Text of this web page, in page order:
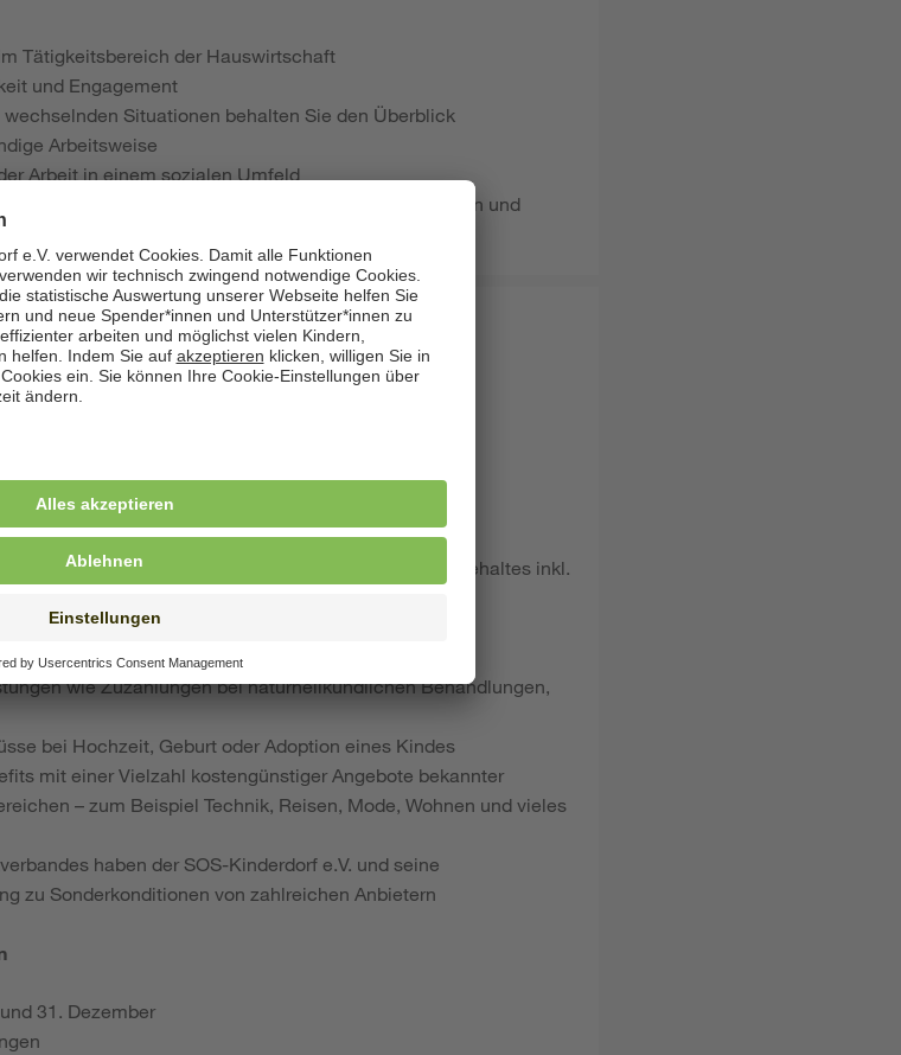
Tätigkeitsbereich der Hauswirtschaft
und Engagement
Situationen behalten Sie den Überblick
Arbeitsweise
Arbeit in einem sozialen Umfeld
gegenüber den betreuten Kindern, Jugendlichen und
als Arbeitgeber:
Leistungen
in Höhe von 6,9 % des monatlichen Bruttogehaltes inkl.
ÖPNV
wie Zuzahlungen bei naturheilkundlichen Behandlungen,
bei Hochzeit, Geburt oder Adoption eines Kindes
mit einer Vielzahl kostengünstiger Angebote bekannter
– zum Beispiel Technik, Reisen, Mode, Wohnen und vieles
haben der SOS-Kinderdorf e.V. und seine
zu Sonderkonditionen von zahlreichen Anbietern
31. Dezember